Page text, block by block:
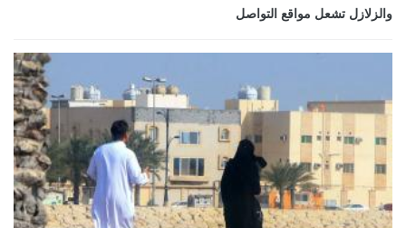
والزلازل تشعل مواقع التواصل